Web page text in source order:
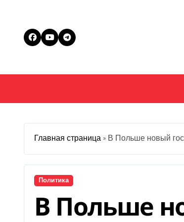
Главная страница » В Польше новый
Политика
В Польше